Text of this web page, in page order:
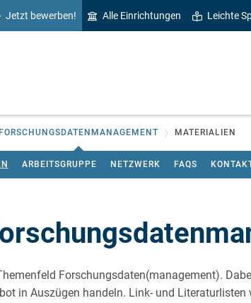
Jetzt bewerben! Alle Einrichtungen Leichte
FORSCHUNGSDATENMANAGEMENT MATERIALIEN
ARBEITSGRUPPE NETZWERK FAQS
Forschungsdaten(management).
in Auszügen handeln. Link- und